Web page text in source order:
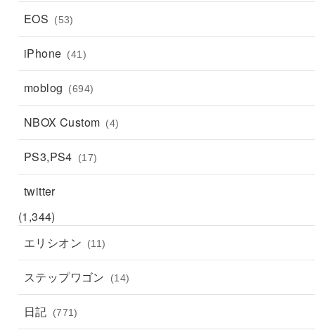
EOS (53)
iPhone (41)
moblog (694)
NBOX Custom (4)
PS3,PS4 (17)
twitter
(1,344)
エリシオン
(11)
ステップワゴン (14)
日記 (771)